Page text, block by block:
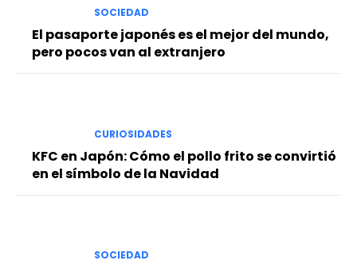
SOCIEDAD
El pasaporte japonés es el mejor del mundo,
pero pocos van al extranjero
CURIOSIDADES
KFC en Japón: Cómo el pollo frito se convirtió
en el símbolo de la Navidad
SOCIEDAD